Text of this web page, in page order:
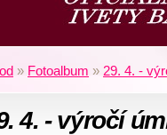
» Fotoalbum » 29. 4. -
4. - výročí